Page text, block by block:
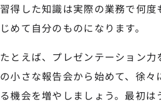
習得した知識は実際の業務で何度
じめて自分のものになります。
たとえば、プレゼンテーション
の小さな報告会から始めて、徐々
る機会を増やしましょう。最初